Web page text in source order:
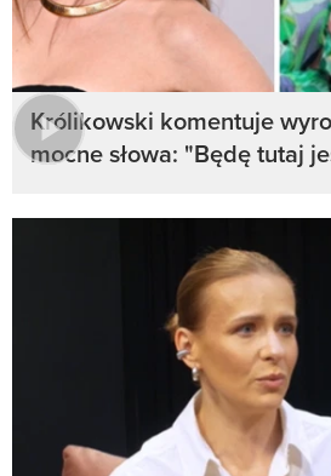
Królikowski komentuje
mocne słowa: "Będę tutaj